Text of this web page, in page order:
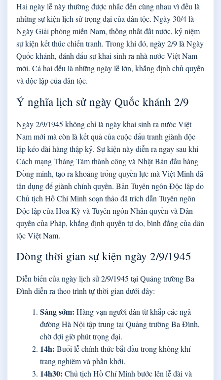
Hai ngày lễ này thường được nhắc đến cùng nhau vì đều là
những sự kiện lịch sử trọng đại của dân tộc. Ngày 30/4 là
Ngày Giải phóng miền Nam, thống nhất đất nước, kỷ niệm
sự kiện kết thúc chiến tranh. Trong khi đó, ngày 2/9 là Ngày
Quốc khánh, đánh dấu sự khai sinh ra nhà nước Việt Nam
mới. Cả hai đều là những ngày lễ lớn, khẳng định chủ quyền
và độc lập của dân tộc.
Ý nghĩa lịch sử ngày Quốc khánh 2/9
Ngày 2/9/1945 không chỉ là ngày khai sinh ra nước Việt
Nam mới mà còn là kết quả của cuộc đấu tranh giành độc
lập kéo dài hàng thập kỷ. Sự kiện này diễn ra ngay sau khi
Cách mạng Tháng Tám thành công và Nhật Bản đầu hàng
Đồng minh, tạo ra khoảng trống quyền lực mà Việt Minh đã
tận dụng để giành chính quyền. Bản Tuyên ngôn Độc lập do
Chủ tịch Hồ Chí Minh soạn thảo đã trích dẫn Tuyên ngôn
Độc lập của Hoa Kỳ và Tuyên ngôn Nhân quyền và Dân
quyền của Pháp, khẳng định quyền tự do, bình đẳng của dân
tộc Việt Nam.
Dòng thời gian sự kiện ngày 2/9/1945
Diễn biến của ngày lịch sử 2/9/1945 tại Quảng trường Ba
Đình diễn ra theo trình tự thời gian dưới đây:
Sáng sớm: Hàng vạn người dân từ khắp các ngả
đường Hà Nội tập trung tại Quảng trường Ba Đình,
chờ đợi giờ phút trọng đại.
14h: Buổi lễ chính thức bắt đầu trong không khí
trang nghiêm và phấn khởi.
14h30: Chủ tịch Hồ Chí Minh bước lên lễ đài và